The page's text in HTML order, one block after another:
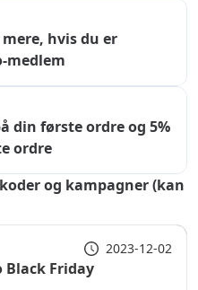
hvis du er
medlem
din første ordre og 5%
ordre
og kampagner (kan
2023-12-02
Black Friday